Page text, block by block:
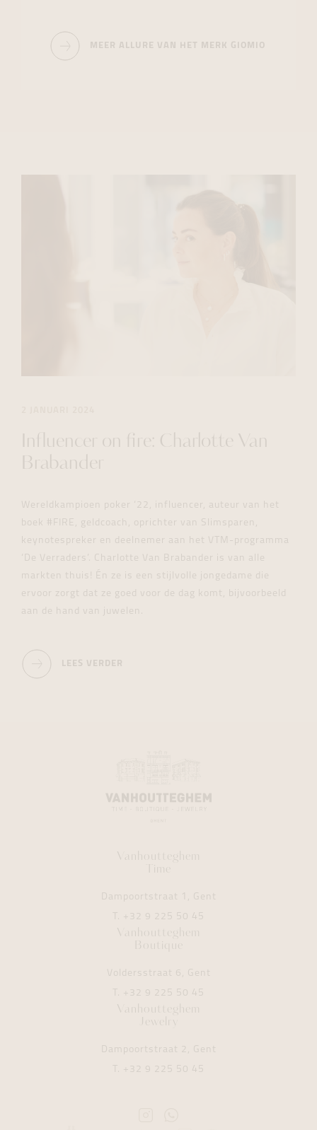
MEER ALLURE VAN HET MERK GIOMIO
Influencer on fire: Charlotte Van
Brabander
Wereldkampioen poker ‘22, influencer, auteur van het
boek #FIRE, geldcoach, oprichter van Slimsparen,
keynotespreker en deelnemer aan het VTM-programma
‘De Verraders’. Charlotte Van Brabander is van alle
markten thuis! Én ze is een stijlvolle jongedame die
ervoor zorgt dat ze goed voor de dag komt, bijvoorbeeld
aan de hand van juwelen.
LEES VERDER
Vanhoutteghem
Time
Dampoortstraat 1, Gent
T. +32 9 225 50 45
Vanhoutteghem
Boutique
Voldersstraat 6, Gent
T. +32 9 225 50 45
Vanhoutteghem
Jewelry
Dampoortstraat 2, Gent
T. +32 9 225 50 45